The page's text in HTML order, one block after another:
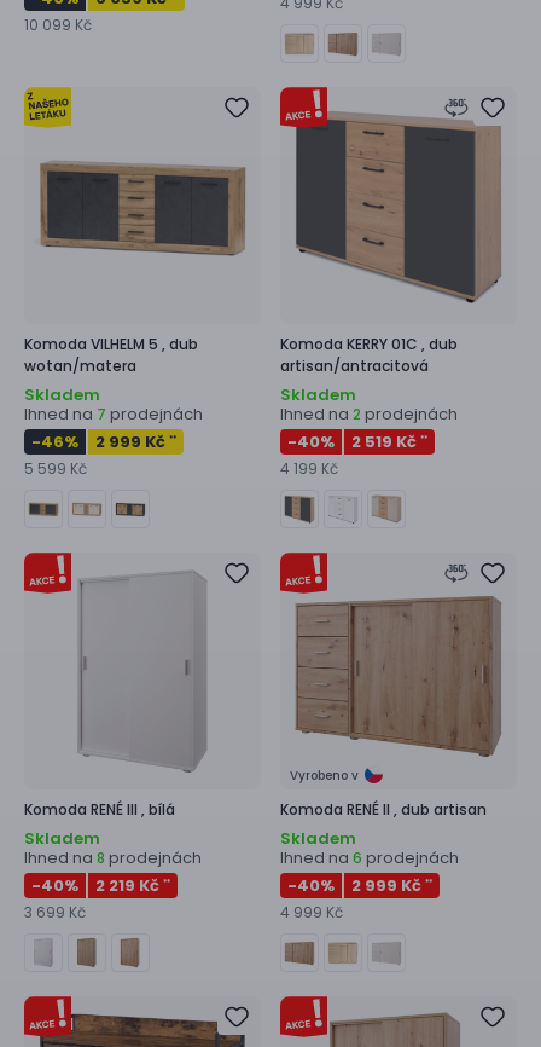
10 099 Kč
Komoda VILHELM 5 , dub
wotan/matera
Skladem
Ihned na 7 prodejnách
-46% 2 999 Kč **
5 599 Kč
Komoda KERRY 01C , dub
artisan/antracitová
Skladem
Ihned na 2 prodejnách
-40% 2 519 Kč **
4 199 Kč
Komoda RENÉ III , bílá
Skladem
Ihned na 8 prodejnách
-40% 2 219 Kč **
3 699 Kč
Vyrobeno v
Komoda RENÉ II , dub artisan
Skladem
Ihned na 6 prodejnách
-40% 2 999 Kč **
4 999 Kč